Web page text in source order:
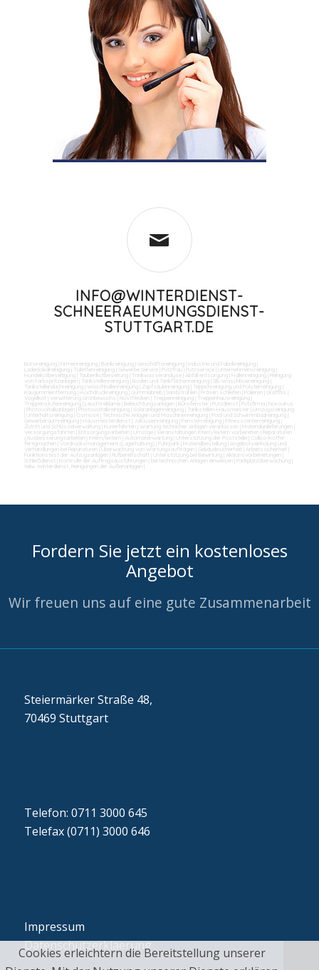
INFO@WINTERDIENST-
SCHNEERAEUMUNGSDIENST-
STUTTGART.DE
Büroreinigung| Firmenreinigung| Bankreinigung| Geschäftsreinigung| Industrie und Fabrikreinigung|
Ladenlokalreinigung| Toilettenreinigung| Gewerbe Service| Putzfrau| Putzservice| Unternehmensreinigung|
Hundekotbeseitigung| Taubenkotbeseitung| Trinkwasseranalyse| Abfall entsorgung| Hallenreinigung| Reinigung
von Farbspritzanlagen
Tankstellenreinigung| Boden und Tankflächenreinigung| SB-Waschboxreinigung|
Tankstellendachreinigung| Waschhallenreinigung| Zapfsäulenreinigung| Teppichreinigung und Polsterreinigung|
Kaugummientfernung| Hochdruckreinigung| Gummiabrieb| Sandstrahlen Fräsen schleifen Polieren Graffitis
Vogelkot
Verwitterung Grünbewuchs | Rostflecken Treppenreinigung| Treppenhausreinigung|
Treppenstufenreinigung| Leuchtreklame| Beleuchtungsanlagen Bürofenster Putzdienst |Putzfirma| Norovirus
Photovoltaikanlagen Photovoltaikreinigung| Solaranlagenreinigung| Tankstellen-Hausmeister
Umzugsreinigung
Unterhaltsreinigung| Osmose| Technische Anlagen und Maschinenreinigung| Pool und Schwimmbadreinigung|
Gewerberaumreinigung| Hausmeisterdienst Jalousienreinigung| Fensterreinigung| Fitnesscenterreinigung|
Zutritt und Schlüsselverwaltung| Kurierfahrten Wartung technicher Anlagen veranlassen Materialanlieferungen
Versorgungsfahrten
Entsorgungsarbeiten Umzüge| Veranstaltungen intern/extern vorbereiten
Reparaturen
(Ausbesserungsarbeiten) intern/extern
Automatenwartung| Unterstützung der Poststelle|
Collico-Koffer
fertigmachen
Vordrucksmanagement (Lagerhaltung)| Fuhrpark| Materialbestellung| Angebotseinholung und
Verhandlungen bei Reparaturen |Überwachung von Wartungsaufträgen Gebäudesicherheit Arbeitssicherheit
Funktionstest der Aufzugsanlagen
Rufbereitschaft Unterstützung bei Bewirtung| Aktionsvorbereitungen
Schließdienst Kontrolle der Auftragsausführungen bei technischen Anlagen einweisen Parkplatzüberwachung|
teilw. Winterdienst, Reinigungen der Außenanlagen
Fordern Sie jetzt ein kostenloses
Angebot
Wir freuen uns auf eine gute Zusammenarbeit
Steiermärker Straße 48,
70469 Stuttgart
Telefon: 0711 3000 645
Telefax (0711) 3000 646
Impressum
Datenschutzerklaerung
Cookies erleichtern die Bereitstellung unserer